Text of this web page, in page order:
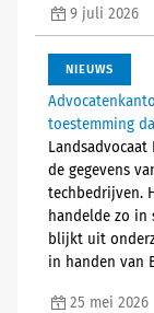
9 juli 2026
NIEUWS
toestemming
de gegevens
techbedrijven.
handelde zo in
blijkt uit
in handen van
25 mei 2026